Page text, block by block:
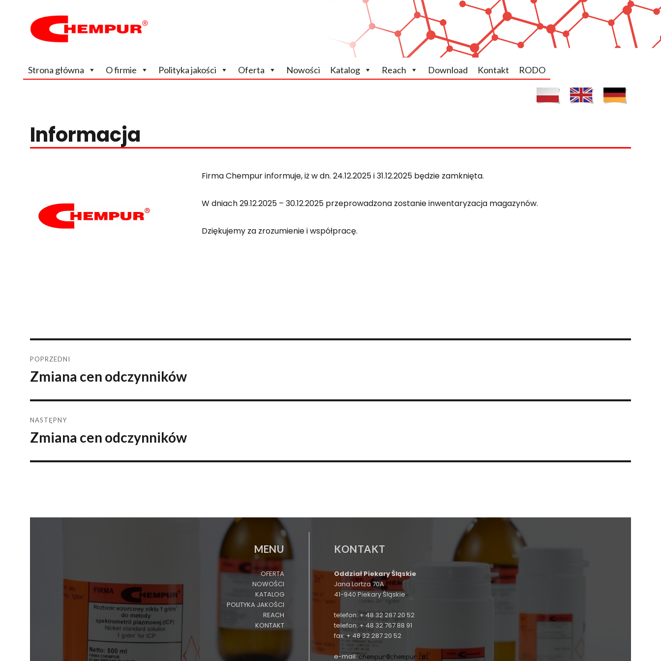
Strona główna O firmie Polityka jakości Oferta Nowości Katalog Reach Download Kontakt RODO
Informacja
Firma Chempur informuje, iż w dn. 24.12.2025 i 31.12.2025 będzie zamknięta.
W dniach 29.12.2025 – 30.12.2025 przeprowadzona zostanie inwentaryzacja magazynów.
Dziękujemy za zrozumienie i współpracę.
Nawigacja
wpisu
POPRZEDNI
Poprzedni
Zmiana cen odczynników
NASTĘPNY
Następny
Zmiana cen odczynników
MENU
OFERTA
NOWOŚCI
KATALOG
POLITYKA JAKOŚCI
REACH
KONTAKT
KONTAKT
Oddział Piekary Śląskie
Jana Lortza 70A
41-940 Piekary Śląskie
telefon: + 48 32 287 20 52
telefon: + 48 32 767 88 91
fax: + 48 32 287 20 52
e-mail: